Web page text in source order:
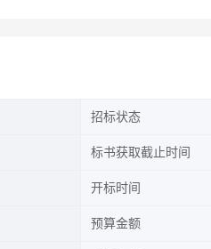
招标状态
标书获取截止时间
开标时间
预算金额